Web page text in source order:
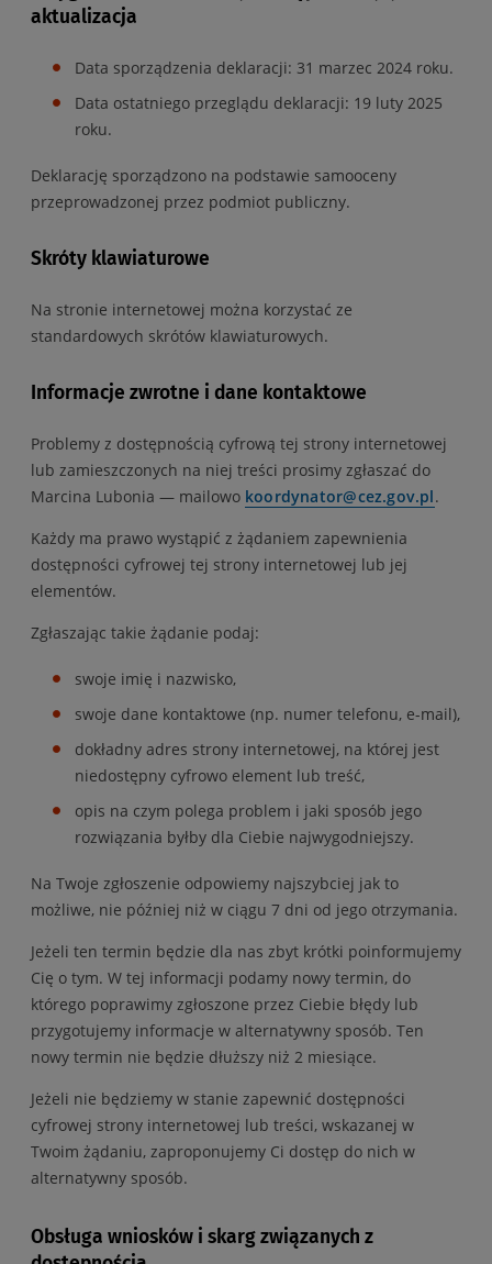
aktualizacja
Data sporządzenia deklaracji: 31 marzec 2024 roku.
Data ostatniego przeglądu deklaracji: 19 luty 2025
roku.
Deklarację sporządzono na podstawie samooceny
przeprowadzonej przez podmiot publiczny.
Skróty klawiaturowe
Na stronie internetowej można korzystać ze
standardowych skrótów klawiaturowych.
Informacje zwrotne i dane kontaktowe
Problemy z dostępnością cyfrową tej strony internetowej
lub zamieszczonych na niej treści prosimy zgłaszać do
Marcina Lubonia — mailowo koordynator@cez.gov.pl.
Każdy ma prawo wystąpić z żądaniem zapewnienia
dostępności cyfrowej tej strony internetowej lub jej
elementów.
Zgłaszając takie żądanie podaj:
swoje imię i nazwisko,
swoje dane kontaktowe (np. numer telefonu, e-mail),
dokładny adres strony internetowej, na której jest
niedostępny cyfrowo element lub treść,
opis na czym polega problem i jaki sposób jego
rozwiązania byłby dla Ciebie najwygodniejszy.
Na Twoje zgłoszenie odpowiemy najszybciej jak to
możliwe, nie później niż w ciągu 7 dni od jego otrzymania.
Jeżeli ten termin będzie dla nas zbyt krótki poinformujemy
Cię o tym. W tej informacji podamy nowy termin, do
którego poprawimy zgłoszone przez Ciebie błędy lub
przygotujemy informacje w alternatywny sposób. Ten
nowy termin nie będzie dłuższy niż 2 miesiące.
Jeżeli nie będziemy w stanie zapewnić dostępności
cyfrowej strony internetowej lub treści, wskazanej w
Twoim żądaniu, zaproponujemy Ci dostęp do nich w
alternatywny sposób.
Obsługa wniosków i skarg związanych z